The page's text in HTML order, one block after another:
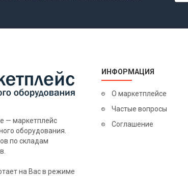
— маркетплейс
оборудования.
по складам
на Вас в режиме
ИНФОРМАЦИЯ
О маркетплейсе
Частые вопросы
Соглашение